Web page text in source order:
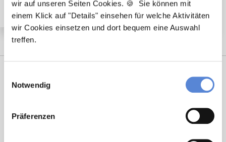
wir auf unseren Seiten Cookies. 🍪 Sie können mit
einem Klick auf "Details" einsehen für welche Aktivitäten
wir Cookies einsetzen und dort bequem eine Auswahl
treffen.
Notwendig
Präferenzen